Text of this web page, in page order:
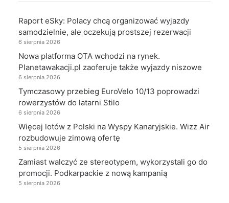
Raport eSky: Polacy chcą organizować wyjazdy
samodzielnie, ale oczekują prostszej rezerwacji
6 sierpnia 2026
Nowa platforma OTA wchodzi na rynek.
Planetawakacji.pl zaoferuje także wyjazdy niszowe
6 sierpnia 2026
Tymczasowy przebieg EuroVelo 10/13 poprowadzi
rowerzystów do latarni Stilo
6 sierpnia 2026
Więcej lotów z Polski na Wyspy Kanaryjskie. Wizz Air
rozbudowuje zimową ofertę
5 sierpnia 2026
Zamiast walczyć ze stereotypem, wykorzystali go do
promocji. Podkarpackie z nową kampanią
5 sierpnia 2026